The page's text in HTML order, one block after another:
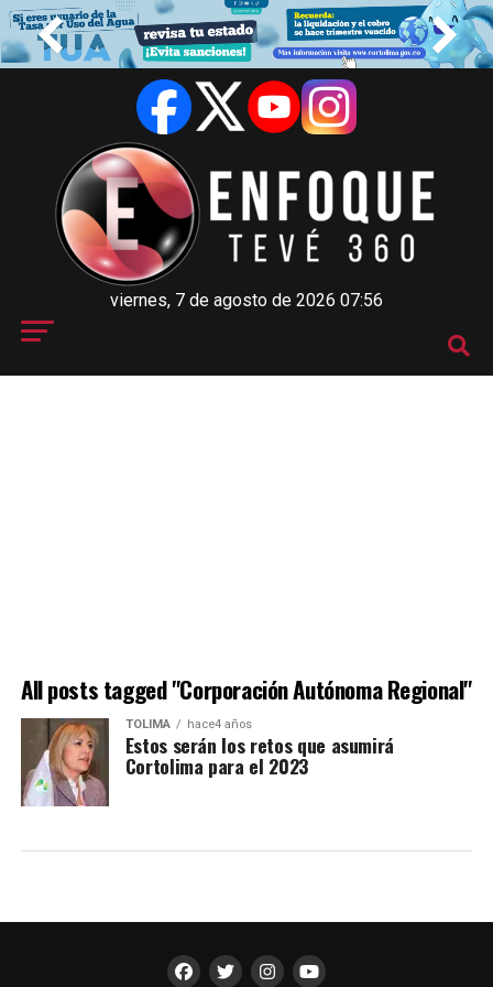
viernes, 7 de agosto de 2026 07:56
All posts tagged "Corporación Autónoma Regional"
TOLIMA hace4 años
Estos serán los retos que asumirá
Cortolima para el 2023